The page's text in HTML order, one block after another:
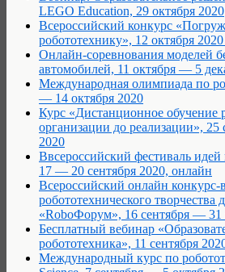
LEGO Education, 29 октября 2020
Всероссийский конкурс
робототехнику», 12 октября
Онлайн-соревнования моделей
автомобилей, 11 октября — 5
Международная олимпиада по
— 14 октября 2020
Курс «Дистанционное обучение
организации до реализации»,
2020
Ввсероссийский фестиваль
17 — 20 сентября 2020, онлайн
Всероссийский онлайн конкурс-
робототехнического творчества
«RoboФорум», 16 сентября — 31
Бесплатный вебинар
робототехника», 11 сентября
Международный курс по